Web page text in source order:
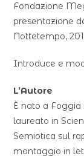
Fondazione
presentazione
Nottetempo,
Introduce e
L’Autore
È nato a Foggia
laureato in
Semiotica sul
montaggio in